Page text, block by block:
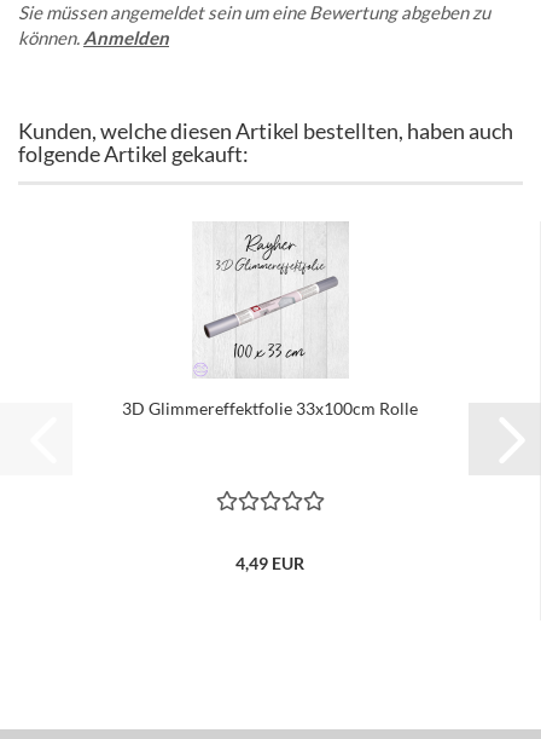
Sie müssen angemeldet sein um eine Bewertung abgeben zu
können. Anmelden
Kunden, welche diesen Artikel bestellten, haben auch
folgende Artikel gekauft:
3D Glimmereffektfolie 33x100cm Rolle
4,49 EUR